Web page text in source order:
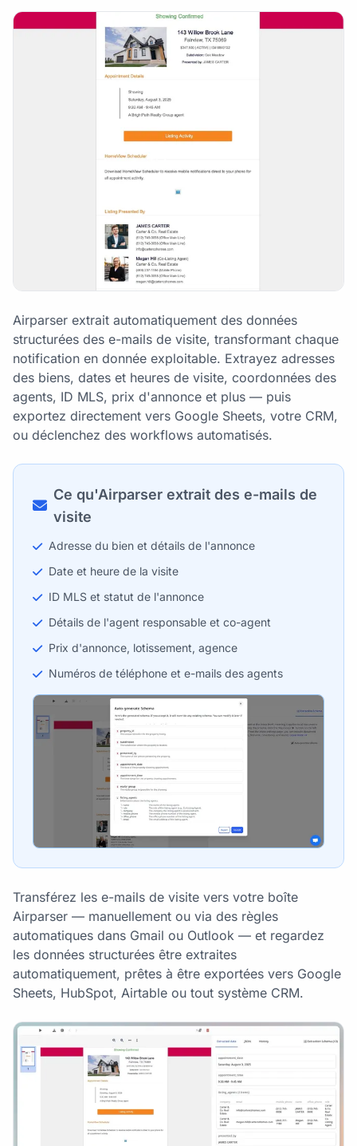
Airparser extrait automatiquement des données
structurées des e-mails de visite, transformant chaque
notification en donnée exploitable. Extrayez adresses
des biens, dates et heures de visite, coordonnées des
agents, ID MLS, prix d'annonce et plus — puis
exportez directement vers Google Sheets, votre CRM,
ou déclenchez des workflows automatisés.
Ce qu'Airparser extrait des e-mails de
visite
Adresse du bien et détails de l'annonce
Date et heure de la visite
ID MLS et statut de l'annonce
Détails de l'agent responsable et co-agent
Prix d'annonce, lotissement, agence
Numéros de téléphone et e-mails des agents
Transférez les e-mails de visite vers votre boîte
Airparser — manuellement ou via des règles
automatiques dans Gmail ou Outlook — et regardez
les données structurées être extraites
automatiquement, prêtes à être exportées vers Google
Sheets, HubSpot, Airtable ou tout système CRM.